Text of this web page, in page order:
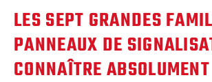
LES SEPT GRANDES
PANNEAUX DE
CONNAÎTRE ABSOLUMENT